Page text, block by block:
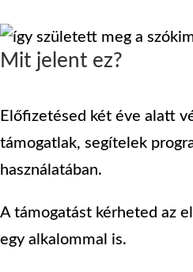
Mit jelent ez?
Előfizetésed két éve alatt
támogatlak, segítelek
használatában.
A támogatást kérheted az
egy alkalommal is.